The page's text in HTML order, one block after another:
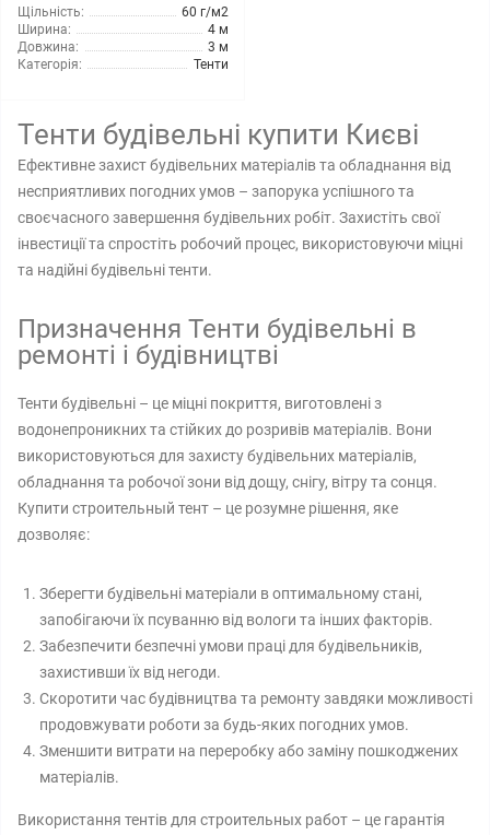
Щільність:
60 г/м2
Ширина:
4 м
Довжина:
3 м
Категорія:
Тенти
Тенти будівельні купити Києві
Ефективне захист будівельних матеріалів та обладнання від
несприятливих погодних умов – запорука успішного та
своєчасного завершення будівельних робіт. Захистіть свої
інвестиції та спростіть робочий процес, використовуючи міцні
та надійні будівельні тенти.
Призначення Тенти будівельні в
ремонті і будівництві
Тенти будівельні – це міцні покриття, виготовлені з
водонепроникних та стійких до розривів матеріалів. Вони
використовуються для захисту будівельних матеріалів,
обладнання та робочої зони від дощу, снігу, вітру та сонця.
Купити строительный тент – це розумне рішення, яке
дозволяє:
Зберегти будівельні матеріали в оптимальному стані,
запобігаючи їх псуванню від вологи та інших факторів.
Забезпечити безпечні умови праці для будівельників,
захистивши їх від негоди.
Скоротити час будівництва та ремонту завдяки можливості
продовжувати роботи за будь-яких погодних умов.
Зменшити витрати на переробку або заміну пошкоджених
матеріалів.
Використання тентів для строительных работ – це гарантія